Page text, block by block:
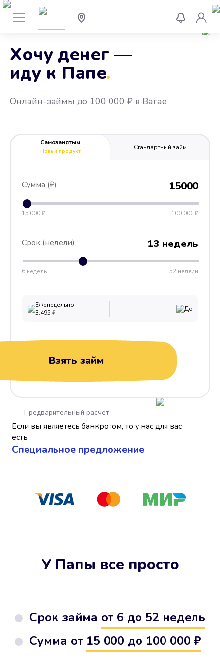
Хочу денег —
иду к Папе
.
Онлайн-займы до 100 000 ₽ в Вагае
Самозанятым
Новый продукт
Стандартный займ
Сумма (₽) 15000
15 000 ₽ 100 000 ₽
Срок (недели) 13 недель
6 недель 52 недели
Еженедельно
3,495 ₽ До
Взять займ
Если вы являетесь банкротом, то у нас для вас
есть
Cпециальное предложение
Предварительный расчёт
У Папы все просто
Срок займа от 6 до 52 недель
Сумма от 15 000 до 100 000 ₽